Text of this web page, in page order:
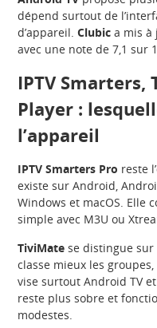
dépend surtout de
d’appareil.Clubic a mis à
avec une note de 7,1 sur
IPTV
Player :
l’appareil
IPTV Smarters Pro reste
existe sur Android,
Windows et macOS. Elle
simple avec M3U ou
TiviMate se distingue
classe mieux les
vise surtout Android TV
reste plus sobre et
modestes.